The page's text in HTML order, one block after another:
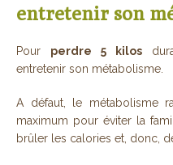
entretenir son
Pour perdre 5 kilos
entretenir son métabolisme.
A défaut, le métabolisme
maximum pour éviter la
brûler les calories et, donc,